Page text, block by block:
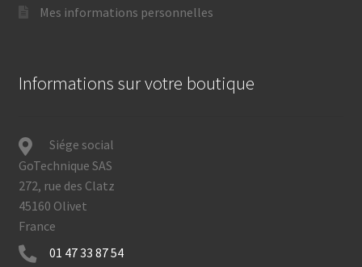
Mes informations personnelles
Informations sur votre boutique
Siége social
GoTechnique SAS
272, rue des Clatz
45160 Olivet
France
01 47 33 87 54